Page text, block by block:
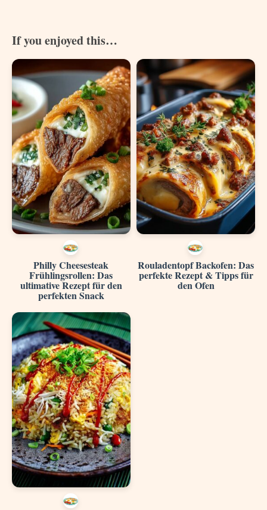
If you enjoyed this…
Philly Cheesesteak
Frühlingsrollen: Das
ultimative Rezept für den
perfekten Snack
Rouladentopf Backofen: Das
perfekte Rezept & Tipps für
den Ofen